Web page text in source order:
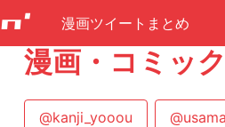
漫画ツイートまとめ
漫画・コミッ
@kanji_yooou